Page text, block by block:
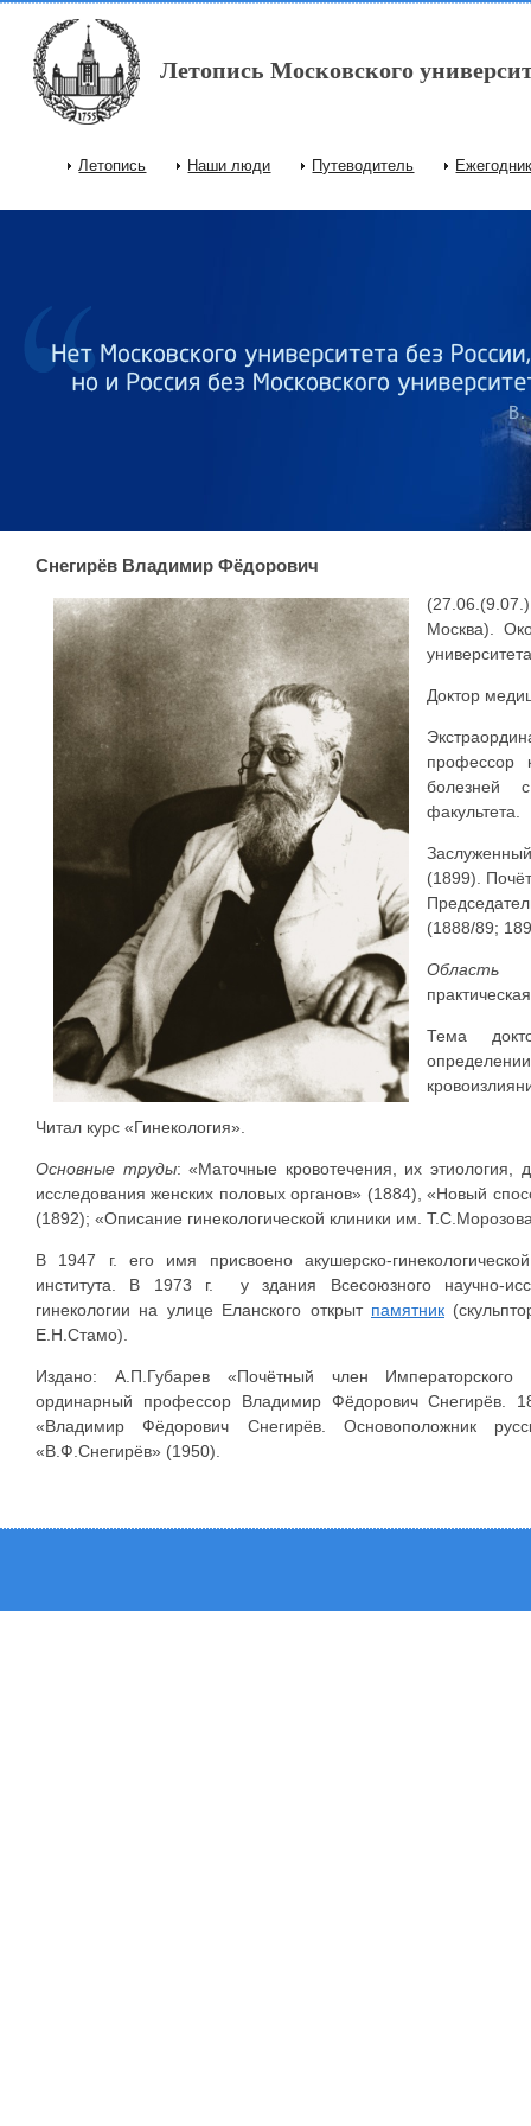
Перейти к основному содержанию
Летопись Московского
Главное меню
Летопись Наши люди Путеводитель
Снегирёв Владимир Фёдорович
Москва).
Доктор
профессор
болезней
факультета.
(1899).
(1888/89;
Тема
Читал курс «Гинекология».
Основные труды: «Маточные кровотечения, их этиология,
исследования женских половых органов» (1884), «Новый
(1892); «Описание гинекологической клиники им.
В 1947 г. его имя присвоено акушерско-
института. В 1973 г. у здания Всесоюзного научно-
гинекологии на улице Еланского открыт памятник
Е.Н.Стамо).
Издано: А.П.Губарев «Почётный член Императорского
ординарный профессор Владимир Фёдорович Снегирёв.
«Владимир Фёдорович Снегирёв. Основоположник
«В.Ф.Снегирёв» (1950).